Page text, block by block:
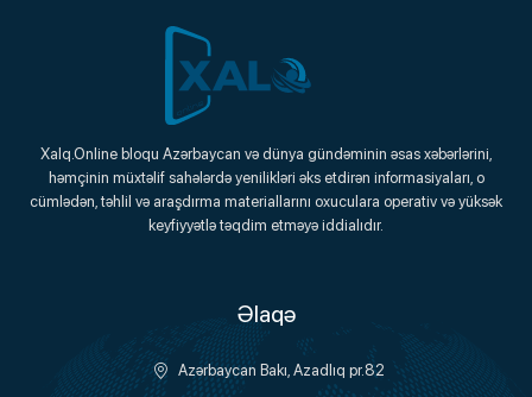
Xalq.Online
Onlayn Platforma
Xalq.Online bloqu Azərbaycan və dünya gündəminin əsas xəbərlərini,
həmçinin müxtəlif sahələrdə yenilikləri əks etdirən informasiyaları, o
cümlədən, təhlil və araşdırma materiallarını oxuculara operativ və yüksək
keyfiyyətlə təqdim etməyə iddialıdır.
Əlaqə
Azərbaycan Bakı, Azadlıq pr.82